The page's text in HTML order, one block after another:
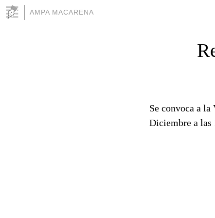
AMPA MACARENA
Se convoca a
Diciembre a las